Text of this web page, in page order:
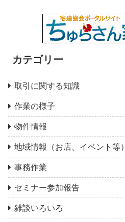
カテゴリー
取引に関する知識
作業の様子
物件情報
地域情報（お店、イベント等）
事務作業
セミナー参加報告
雑談いろいろ